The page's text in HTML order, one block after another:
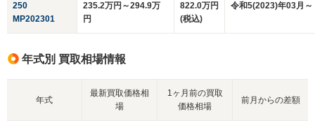
250
MP202301
235.2万円～294.9万
円
822.0万円
(税込)
令和5(2023)年03月～
年式別 買取相場情報
年式
最新買取価格相
場
1ヶ月前の買取
価格相場
前月からの差額